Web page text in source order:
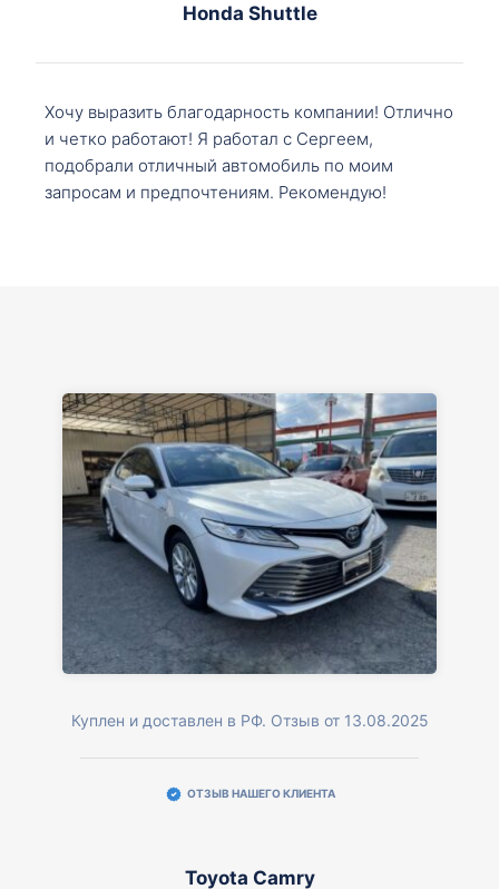
Honda Shuttle
Хочу выразить благодарность компании! Отлично
и четко работают! Я работал с Сергеем,
подобрали отличный автомобиль по моим
запросам и предпочтениям. Рекомендую!
Куплен и доставлен в РФ. Отзыв от 13.08.2025
ОТЗЫВ НАШЕГО КЛИЕНТА
Toyota Camry